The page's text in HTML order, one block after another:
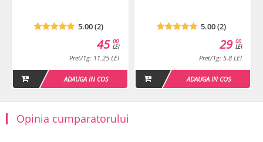
5.00 (2)
00
LEI
45
Pret/1g: 11.25 LEI
ADAUGA IN COS
5.00 (2)
00
LEI
29
Pret/1g: 5.8 LEI
ADAUGA IN COS
Opinia cumparatorului